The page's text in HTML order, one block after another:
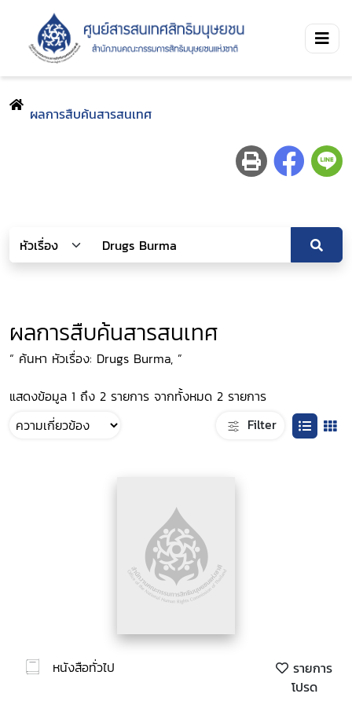
ผลการสืบค้นสารสนเทศ
ผลการสืบค้นสารสนเทศ
“ ค้นหา หัวเรื่อง: Drugs Burma, ”
แสดงข้อมูล 1 ถึง 2 รายการ จากทั้งหมด 2 รายการ
Filter
หนังสือทั่วไป
รายการ
โปรด